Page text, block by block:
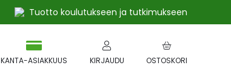
Tuotto koulutukseen ja tutkimukseen
OSTOSKORI
KANTA-ASIAKKUUS KIRJAUDU